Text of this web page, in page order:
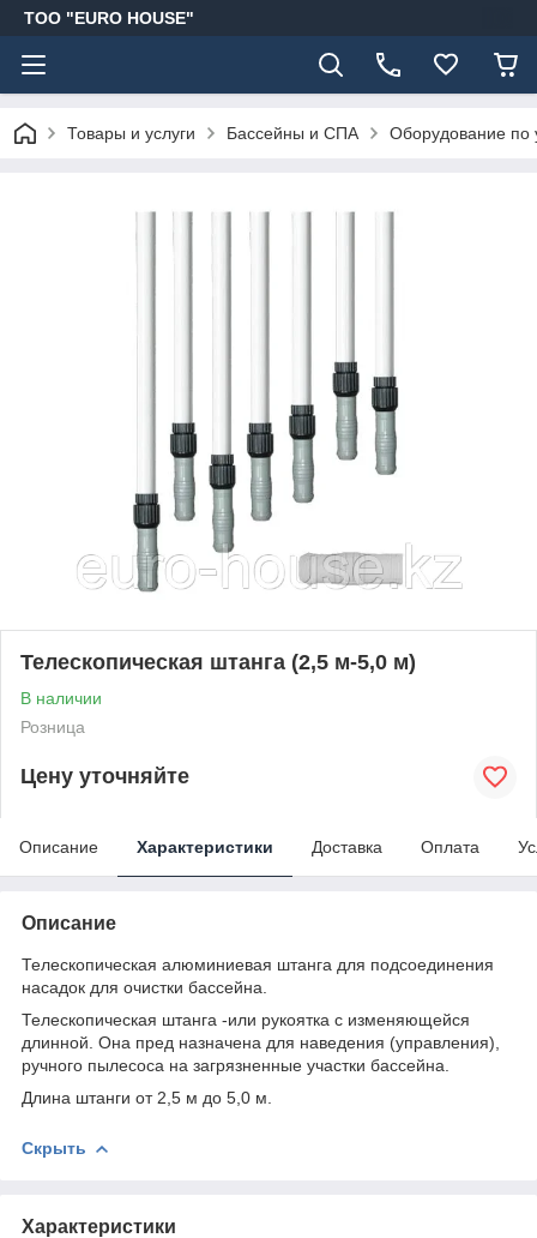
ТОО "EURO HOUSE"
Товары и услуги Бассейны и СПА Оборудование по
Телескопическая штанга (2,5 м-5,0 м)
В наличии
Розница
Цену уточняйте
Описание Характеристики Доставка Оплата
Описание
Телескопическая алюминиевая штанга для подсоединения
насадок для очистки бассейна.
Телескопическая штанга -или рукоятка с изменяющейся
длинной. Она пред назначена для наведения (управления),
ручного пылесоса на загрязненные участки бассейна.
Длина штанги от 2,5 м до 5,0 м.
Скрыть
Характеристики